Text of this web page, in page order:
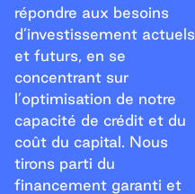
répondre aux besoins
d’investissement actuels
et futurs, en se
concentrant sur
l’optimisation de notre
capacité de crédit et du
coût du capital. Nous
tirons parti du
financement garanti et